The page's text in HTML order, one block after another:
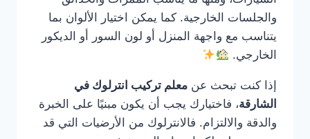
والجلسات الخارجية. كما يمكن اختيار الألوان بما
يتناسب مع واجهة المنزل أو لون السور أو الديكور
الخارجي.
إذا كنت تبحث عن معلم تركيب انترلوك في
الشارقة، فاختيارك يجب أن يكون مبنيًا على الخبرة
والدقة والالتزام. فالانترلوك من الأرضيات التي قد